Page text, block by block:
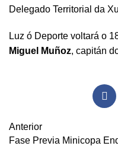
Delegado Territorial da
Luz ó Deporte voltará o
Miguel Muñoz, capitán
Anterior
Fase Previa Minicopa